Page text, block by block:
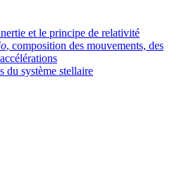
et le principe de relativité
, composition des mouvements, des
du système stellaire